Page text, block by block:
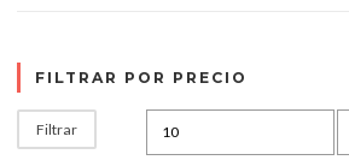
FILTRAR POR PRECIO
Precio mínimo
Filtrar